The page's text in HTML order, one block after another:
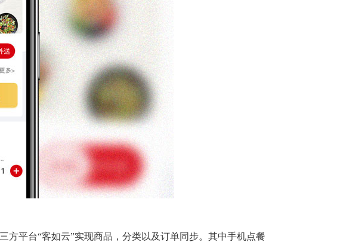
平台“客如云”实现商品，分类以及订单同步。其中手机点餐